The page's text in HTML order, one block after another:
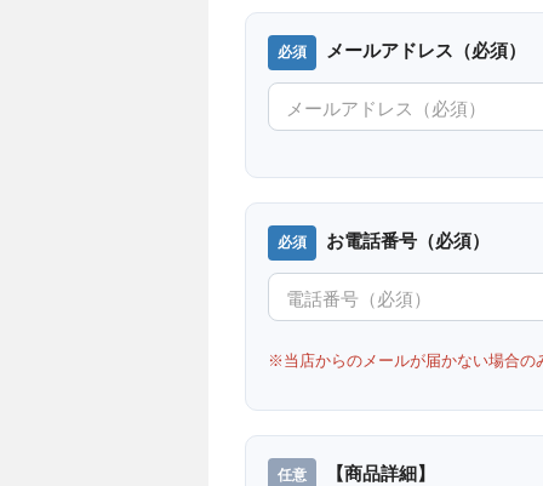
メールアドレス（必須）
お電話番号（必須）
※当店からのメールが届かない場合の
【商品詳細】